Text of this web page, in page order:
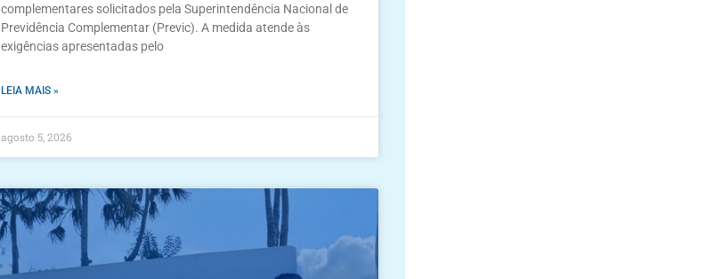
complementares solicitados pela Superintendência Nacional de
Previdência Complementar (Previc). A medida atende às
exigências apresentadas pelo
LEIA MAIS »
agosto 5, 2026